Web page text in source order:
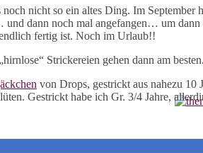
nicht so ein altes Ding. Im September
dann noch mal angefangen… um dann
fertig ist. Noch im Urlaub!!
Strickereien gehen dann am
von Drops, gestrickt aus nahezu
Gestrickt habe ich Gr. 3/4 Jahre,